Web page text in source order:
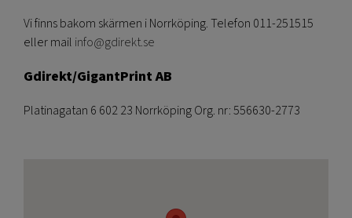
Vi finns bakom skärmen i Norrköping. Telefon 011-251515
eller mail info@gdirekt.se
Gdirekt/GigantPrint AB
Platinagatan 6 602 23 Norrköping Org. nr: 556630-2773